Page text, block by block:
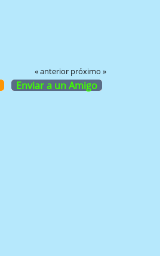
« anterior próximo »
Enviar a un Amigo